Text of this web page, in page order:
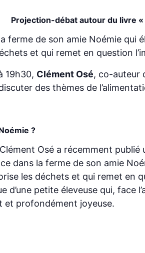
Projection-débat autour du livre
ferme de son amie Noémie qui
et qui remet en question
19h30, Clément Osé, co-auteur
des thèmes de
?
Osé a récemment publié
dans la ferme de son amie
les déchets et qui remet en
d’une petite éleveuse qui,
et profondément joyeuse.